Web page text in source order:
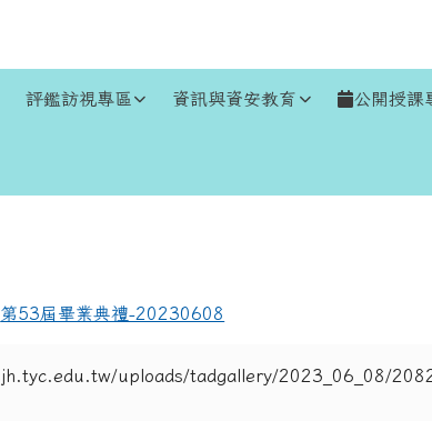
評鑑訪視專區 資訊與資安教育 公開授課
第53屆畢業典禮-20230608